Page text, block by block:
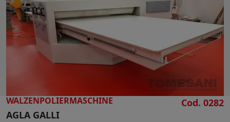
Overall dimensions mm 3600 x 2180 x 1650 h
Weight kg 1700
WALZENPOLIERMASCHINE
AGLA GALLI
Cod. 0282